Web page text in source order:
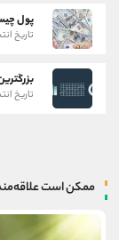
پول
تاریخ انتشار :
تاریخ انتشار :
ممکن است